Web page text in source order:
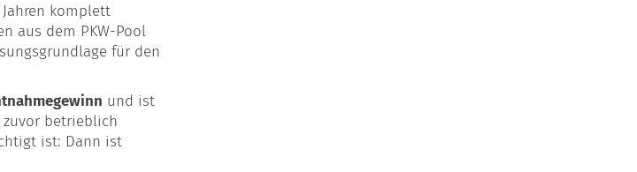
komplett
aus dem PKW-Pool
für den
und ist
zuvor betrieblich
ist: Dann ist